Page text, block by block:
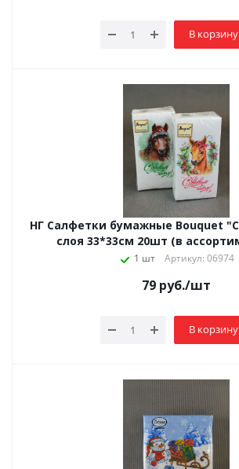
В корзину
НГ Салфетки бумажные Bouquet
слоя 33*33см 20шт (в
1 шт Артикул: 06974
79 руб./шт
В корзину